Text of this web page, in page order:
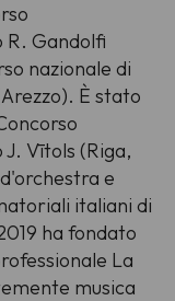
Gandolfi
nazionale di
È stato
Vītols (Riga,
e
italiani di
ha fondato
La
musica